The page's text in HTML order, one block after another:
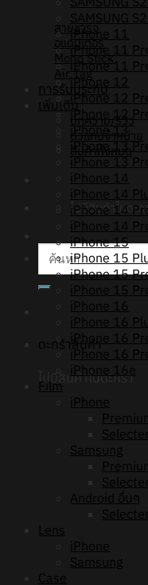
สายชาร์จ
อแดปเตอร์
Mono Stick
Air Tag
การรับประกัน
เพิ่มเติม
บทความ/รีวิว
ตัวแทนจำหน่าย
สินค้าทั้งหมด
ไม่มีสินค้าในตะกร้
ค้นหา:
ตะกร้าสินค้า
ไม่มีสินค้าในตะกร้า
SAMSUNG
iPhone 11
iPhone 11
iPhone 11
iPhone 12
iPhone 12
iPhone 12
iPhone 13
iPhone 13
iPhone 13
iPhone 14
iPhone 14
iPhone 14
iPhone 14
iPhone 15
iPhone 15
iPhone 15
iPhone 15
iPhone 16
iPhone 16
iPhone 16
iPhone 16
iPhone 16e
Film
iPhone
Premium
Selected
Samsung
Premium
Selected
Android อื่นๆ
Selected
Lens
iPhone
Samsung
Case